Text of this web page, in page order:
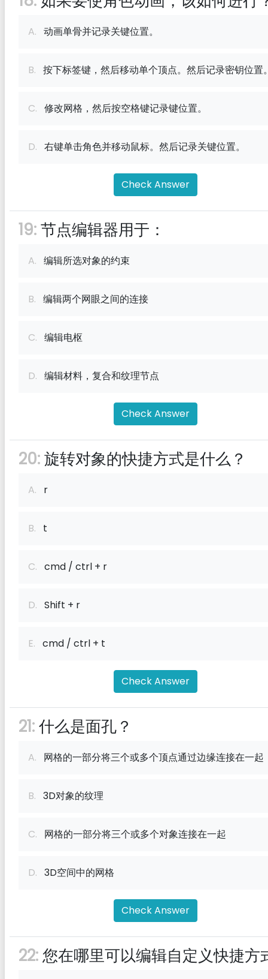
A. 动画单骨并记录关键位置。
B. 按下标签键，然后移动单个顶点。然后记录密钥位置
C. 修改网格，然后按空格键记录键位置。
D. 右键单击角色并移动鼠标。然后记录关键位置。
Check Answer
19:节点编辑器用于：
A. 编辑所选对象的约束
B. 编辑两个网眼之间的连接
C. 编辑电枢
D. 编辑材料，复合和纹理节点
Check Answer
20:旋转对象的快捷方式是什么？
A. r
B. t
C. cmd / ctrl + r
D. Shift + r
E. cmd / ctrl + t
Check Answer
21:什么是面孔？
A. 网格的一部分将三个或多个顶点通过边缘连接在一起
B. 3D对象的纹理
C. 网格的一部分将三个或多个对象连接在一起
D. 3D空间中的网格
Check Answer
22:您在哪里可以编辑自定义快捷方